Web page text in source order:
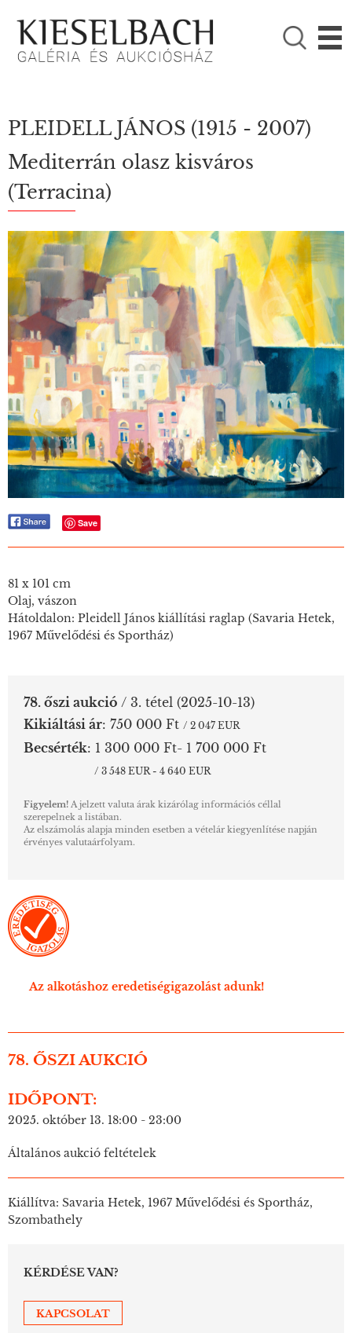

KÉRJÜK VÁLASSZON!
Festmények
PLEIDELL JÁNOS (1915 - 2007)
Mediterrán olasz kisváros
(Terracina)
Save
81 x 101 cm
Olaj, vászon
Hátoldalon: Pleidell János kiállítási raglap (Savaria Hetek,
1967 Művelődési és Sportház)
78. őszi aukció / 3. tétel (2025-10-13)
Kikiáltási ár: 750 000 Ft / 2 047 EUR
Becsérték: 1 300 000 Ft- 1 700 000 Ft
/ 3 548 EUR - 4 640 EUR
Figyelem! A jelzett valuta árak kizárólag információs céllal
szerepelnek a listában.
Az elszámolás alapja minden esetben a vételár kiegyenlítése napján
érvényes valutaárfolyam.
Az alkotáshoz eredetiségigazolást adunk!
78. ŐSZI AUKCIÓ
IDŐPONT:
2025. október 13. 18:00 - 23:00
Általános aukció feltételek
Kiállítva: Savaria Hetek, 1967 Művelődési és Sportház,
Szombathely
KÉRDÉSE VAN?
KAPCSOLAT